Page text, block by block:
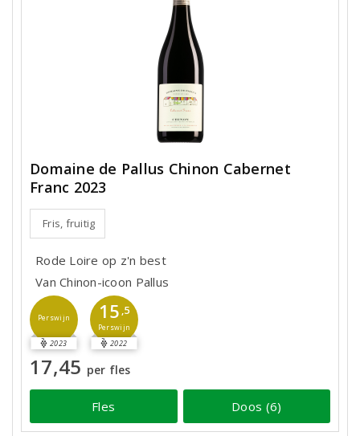
Domaine de Pallus Chinon Cabernet
Franc 2023
Fris, fruitig
Rode Loire op z'n best
Van Chinon-icoon Pallus
Perswijn
2023
15 ,5
Perswijn
2022
17,45 per fles
Fles Doos (6)